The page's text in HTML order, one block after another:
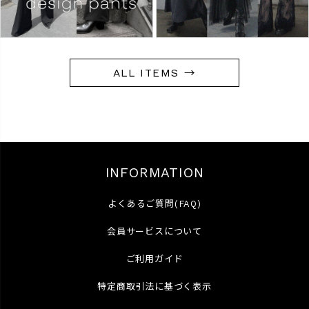
ALL ITEMS →
INFORMATION
よくあるご質問(FAQ)
会員サービスについて
ご利用ガイド
特定商取引法に基づく表示